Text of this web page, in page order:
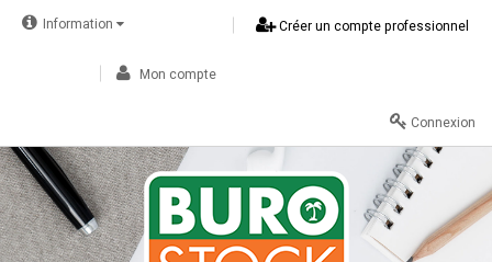
Information Créer un compte professionnel
Mon compte
Connexion